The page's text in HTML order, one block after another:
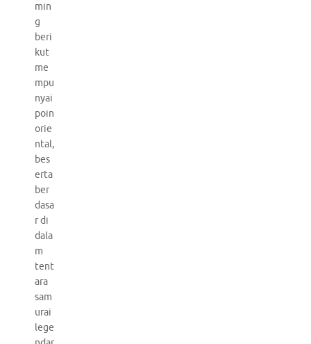
min
g
beri
kut
me
mpu
nyai
poin
orie
ntal,
bes
erta
ber
dasa
r di
dala
m
tent
ara
sam
urai
lege